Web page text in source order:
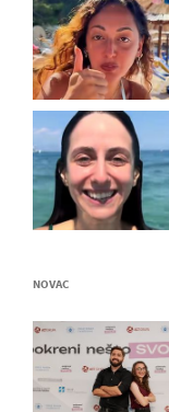
NOVAC